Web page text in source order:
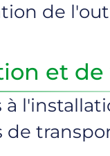
de
et
à
de